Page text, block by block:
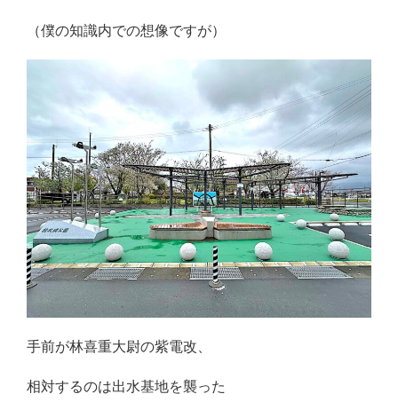
（僕の知識内での想像ですが）
手前が林喜重大尉の紫電改、
相対するのは出水基地を襲った